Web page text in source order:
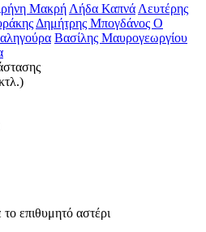
Μακρή Λήδα Καπνά Λευτέρης
Δημήτρης Μπογδάνος Ο
Βασίλης Μαυρογεωργίου
το επιθυμητό αστέρι